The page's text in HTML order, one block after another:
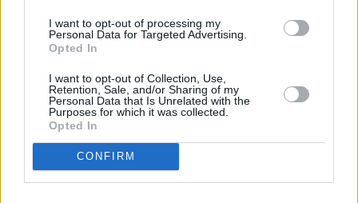
I want to opt-out of processing my
Personal Data for Targeted Advertising.
Opted In
I want to opt-out of Collection, Use,
Retention, Sale, and/or Sharing of my
Personal Data that Is Unrelated with the
Purposes for which it was collected.
Opted In
CONFIRM